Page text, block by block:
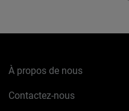
À propos de nous
Contactez-nous